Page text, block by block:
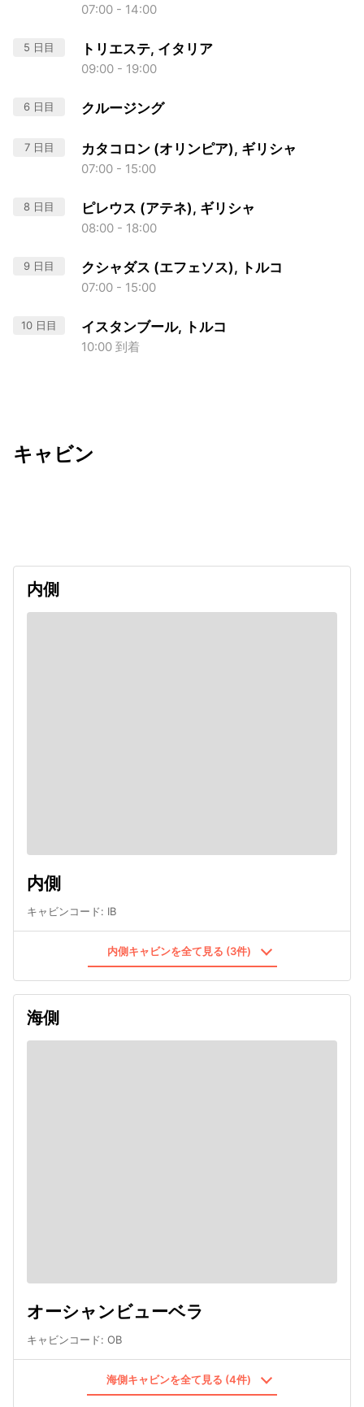
07:00 - 14:00
5 日目 トリエステ, イタリア
09:00 - 19:00
6 日目 クルージング
7 日目 カタコロン (オリンピア), ギリシャ
07:00 - 15:00
8 日目 ピレウス (アテネ), ギリシャ
08:00 - 18:00
9 日目 クシャダス (エフェソス), トルコ
07:00 - 15:00
10 日目 イスタンブール, トルコ
10:00 到着
キャビン
内側
内側
キャビンコード: IB
内側キャビンを全て見る (3件)
海側
オーシャンビューベラ
キャビンコード: OB
海側キャビンを全て見る (4件)